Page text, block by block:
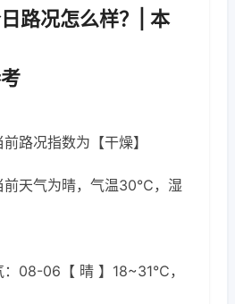
路况怎么样？| 本
路况指数为【干燥】
前天气为晴，气温30℃，湿
：08-06【 晴 】18~31℃，